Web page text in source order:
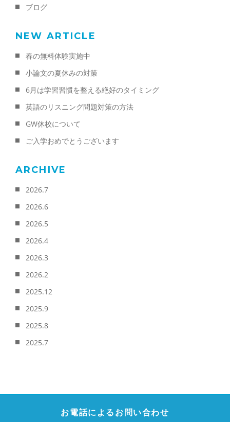
ブログ
NEW ARTICLE
春の無料体験実施中
小論文の夏休みの対策
6月は学習習慣を整える絶好のタイミング
英語のリスニング問題対策の方法
GW休校について
ご入学おめでとうございます
ARCHIVE
2026.7
2026.6
2026.5
2026.4
2026.3
2026.2
2025.12
2025.9
2025.8
2025.7
お電話によるお問い合わせ